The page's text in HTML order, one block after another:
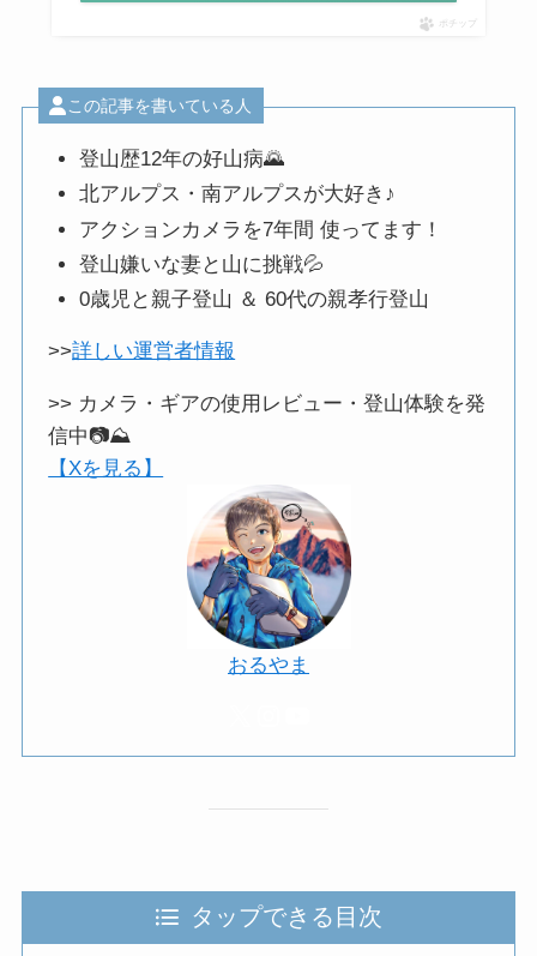
ポチップ
この記事を書いている人
登山歴12年の好山病🌄
北アルプス・南アルプスが大好き♪
アクションカメラを7年間 使ってます！
登山嫌いな妻と山に挑戦💦
0歳児と親子登山 ＆ 60代の親孝行登山
>>詳しい運営者情報
>> カメラ・ギアの使用レビュー・登山体験を発
信中📷️⛰️
【Xを見る】
おるやま
タップできる目次